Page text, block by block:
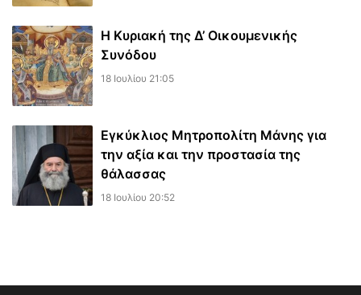
Η Κυριακή της Δ’ Οικουμενικής
Συνόδου
18 Ιουλίου 21:05
Εγκύκλιος Μητροπολίτη Μάνης για
την αξία και την προστασία της
θάλασσας
18 Ιουλίου 20:52